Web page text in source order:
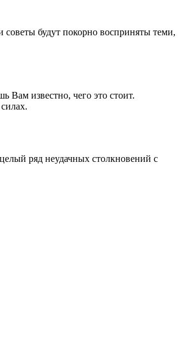
будут покорно восприняты теми,
Вам известно, чего это стоит.
ряд неудачных столкновений с